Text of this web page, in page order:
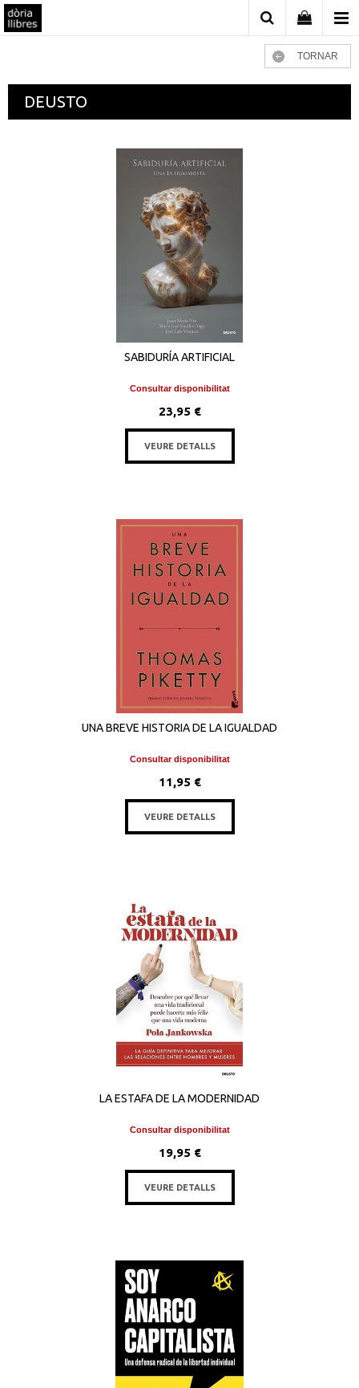
TORNAR
DEUSTO
SABIDURÍA ARTIFICIAL
Consultar disponibilitat
23,95 €
VEURE DETALLS
UNA BREVE HISTORIA DE LA IGUALDAD
Consultar disponibilitat
11,95 €
VEURE DETALLS
LA ESTAFA DE LA MODERNIDAD
Consultar disponibilitat
19,95 €
VEURE DETALLS